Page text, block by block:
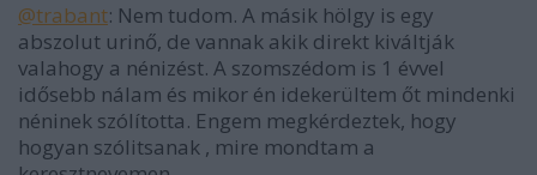
@trabant: Nem tudom. A másik hölgy is egy
abszolut urinő, de vannak akik direkt kiváltják
valahogy a nénizést. A szomszédom is 1 évvel
idősebb nálam és mikor én idekerültem őt mindenki
néninek szólította. Engem megkérdeztek, hogy
hogyan szólitsanak , mire mondtam a